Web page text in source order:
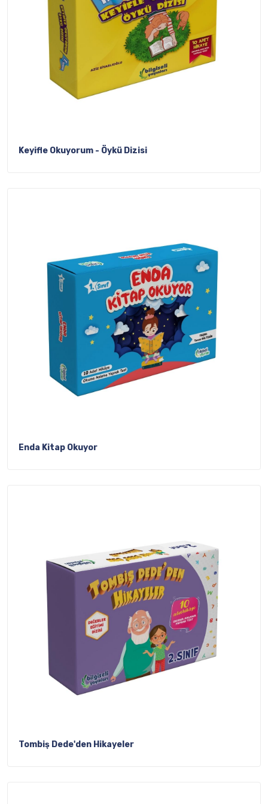
Keyifle Okuyorum - Öykü Dizisi
Enda Kitap Okuyor
Tombiş Dede'den Hikayeler